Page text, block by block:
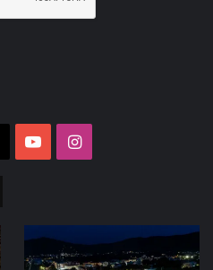
YouTubeInstagram